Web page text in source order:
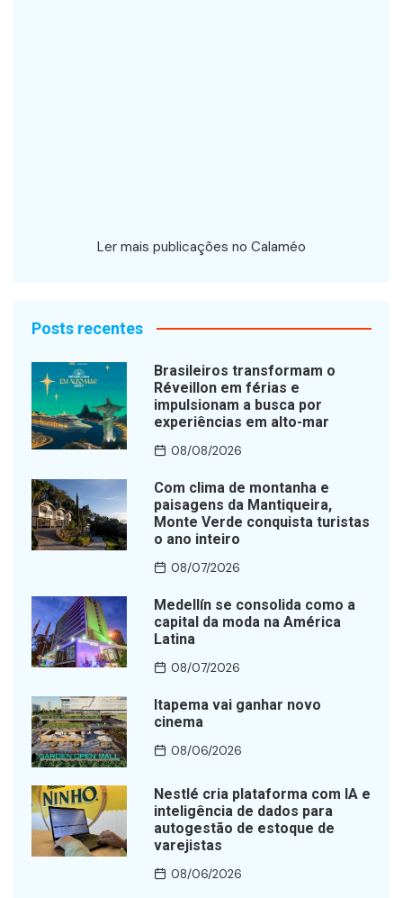
Ler mais publicações no Calaméo
Posts recentes
Brasileiros transformam o
Réveillon em férias e
impulsionam a busca por
experiências em alto-mar
08/08/2026
Com clima de montanha e
paisagens da Mantiqueira,
Monte Verde conquista turistas
o ano inteiro
08/07/2026
Medellín se consolida como a
capital da moda na América
Latina
08/07/2026
Itapema vai ganhar novo
cinema
08/06/2026
Nestlé cria plataforma com IA e
inteligência de dados para
autogestão de estoque de
varejistas
08/06/2026